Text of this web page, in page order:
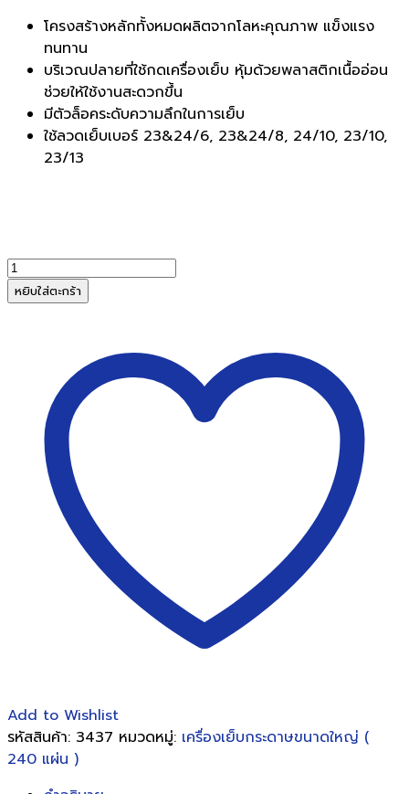
โครงสร้างหลักทั้งหมดผลิตจากโลหะคุณภาพ แข็งแรง
ทนทาน
บริเวณปลายที่ใช้กดเครื่องเย็บ หุ้มด้วยพลาสติกเนื้ออ่อน
ช่วยให้ใช้งานสะดวกขึ้น
มีตัวล็อคระดับความลึกในการเย็บ
ใช้ลวดเย็บเบอร์ 23&24/6, 23&24/8, 24/10, 23/10,
23/13
จำนวน
เครื่อง
เย็บ
หยิบใส่ตะกร้า
Add to Wishlist
รหัสสินค้า: 3437 หมวดหมู่: เครื่องเย็บกระดาษขนาดใหญ่ (
240 แผ่น )